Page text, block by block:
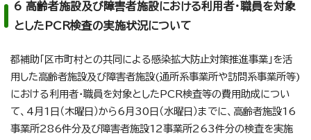
6 高齢者施設及び障害者施設における利用者・職員を対象
としたPCR検査の実施状況について
都補助「区市町村との共同による感染拡大防止対策推進事業」を活
用した高齢者施設及び障害者施設(通所系事業所や訪問系事業所等)
における利用者・職員を対象としたPCR検査等の費用助成につい
て、4月1日（木曜日）から6月30日（水曜日）までに、高齢者施設16
事業所286件分及び障害者施設12事業所263件分の検査を実施